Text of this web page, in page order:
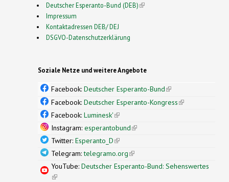
Deutscher Esperanto-Bund (DEB)(link is external)
Impressum
Kontaktadressen DEB/ DEJ
DSGVO-Datenschutzerklärung
Soziale Netze und weitere Angebote
Facebook: Deutscher Esperanto-Bund(link is
external)
Facebook: Deutscher Esperanto-Kongress(link is
Facebook: Luminesk'(link is external)
Instagram: esperantobund(link is external)
Twitter: Esperanto_D(link is external)
Telegram:telegramo.org(link is external)
YouTube: Deutscher Esperanto-Bund: Sehenswertes
(link is external)